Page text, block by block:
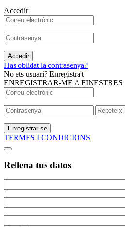
Accedir
Accedir
Has oblidat la contrasenya?
No ets usuari? Enregistra't
ENREGISTRAR-ME A FINESTRES
Enregistrar-se
TERMES I CONDICIONS
Rellena tus datos